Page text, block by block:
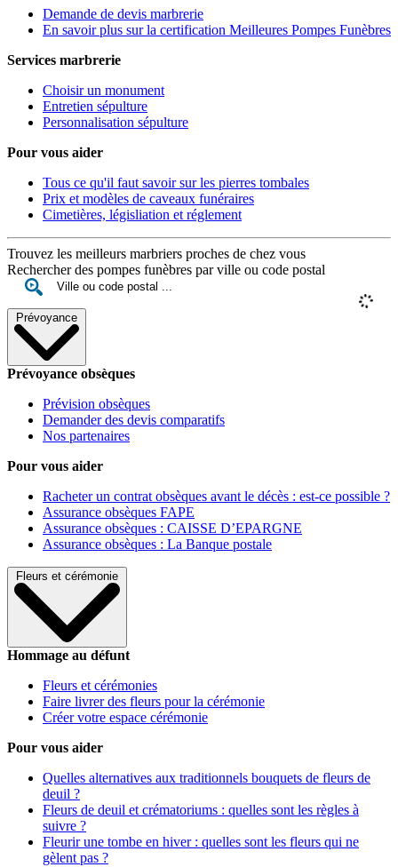
Demande de devis marbrerie
En savoir plus sur la certification Meilleures Pompes Funèbres
Services marbrerie
Choisir un monument
Entretien sépulture
Personnalisation sépulture
Pour vous aider
Tous ce qu'il faut savoir sur les pierres tombales
Prix et modèles de caveaux funéraires
Cimetières, législiation et réglement
Trouvez les meilleurs marbriers proches de chez vous
Rechercher des pompes funèbres par ville ou code postal
Prévoyance
Prévoyance obsèques
Prévision obsèques
Demander des devis comparatifs
Nos partenaires
Pour vous aider
Racheter un contrat obsèques avant le décès : est-ce possible ?
Assurance obsèques FAPE
Assurance obsèques : CAISSE D’EPARGNE
Assurance obsèques : La Banque postale
Fleurs et cérémonie
Hommage au défunt
Fleurs et cérémonies
Faire livrer des fleurs pour la cérémonie
Créer votre espace cérémonie
Pour vous aider
Quelles alternatives aux traditionnels bouquets de fleurs de
deuil ?
Fleurs de deuil et crématoriums : quelles sont les règles à
suivre ?
Fleurir une tombe en hiver : quelles sont les fleurs qui ne
gèlent pas ?